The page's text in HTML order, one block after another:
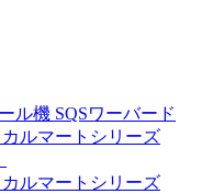
ル機 SQSワーバード
ルマートシリーズ
ルマートシリーズ